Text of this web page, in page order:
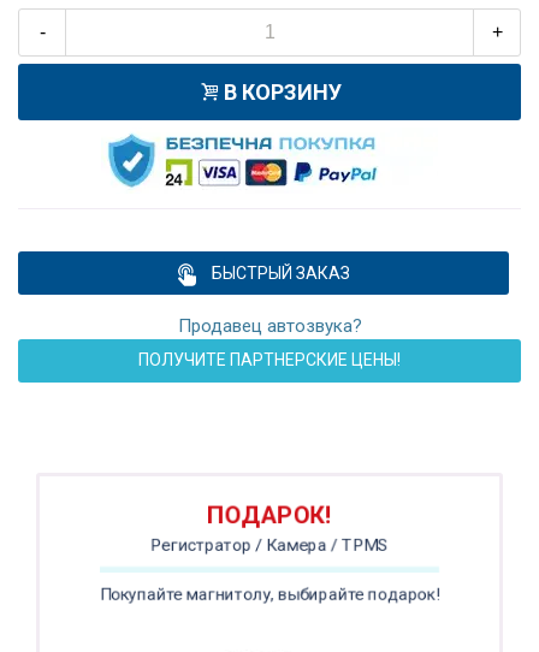
- +
В КОРЗИНУ
БЫСТРЫЙ ЗАКАЗ
Продавец автозвука?
ПОЛУЧИТЕ ПАРТНЕРСКИЕ ЦЕНЫ!
ПОДАРОК!
Регистратор / Камера / TPMS
Покупайте магнитолу, выбирайте подарок!